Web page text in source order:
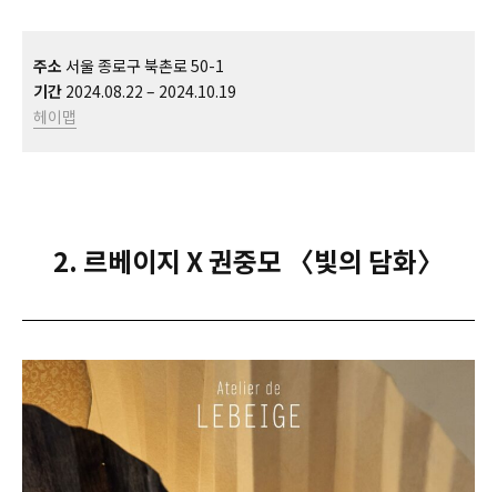
주소 서울 종로구 북촌로 50-1
기간 2024.08.22 – 2024.10.19
헤이맵
2. 르베이지 X 권중모 〈빛의 담화〉